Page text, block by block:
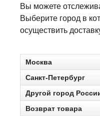
Вы можете
Выберите город в
осуществить
Москва
Санкт-Петербург
Другой город
Возврат товара